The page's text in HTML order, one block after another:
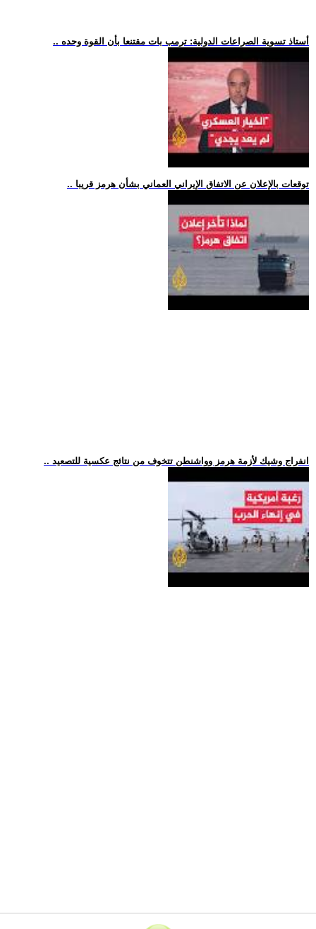
.. أستاذ تسوية الصراعات الدولية: ترمب بات مقتنعا بأن القوة وحده
.. توقعات بالإعلان عن الاتفاق الإيراني العماني بشأن هرمز قريبا
.. انفراج وشيك لأزمة هرمز وواشنطن تتخوف من نتائج عكسية للتصعيد